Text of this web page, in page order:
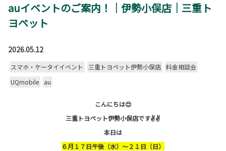
auイベントのご案内！｜伊勢小俣店｜三重ト
ヨペット
2026.05.12
スマホ・ケータイイベント 三重トヨペット伊勢小俣店 料金相談会
UQmobile
au
こんにちは😊
三重トヨペット伊勢小俣店です✌️✌️
本日は
６月１７日午後（水）～２１日（日）